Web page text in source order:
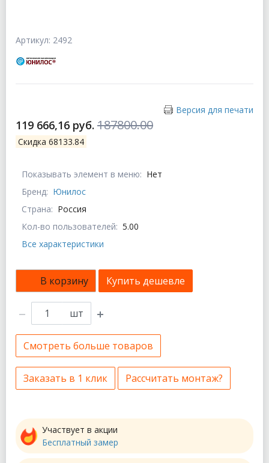
Артикул: 2492
Версия для печати
119 666,16 руб. 187800.00
Скидка 68133.84
Показывать элемент в меню: Нет
Бренд: Юнилос
Страна: Россия
Кол-во пользователей: 5.00
Все характеристики
В корзину Купить дешевле
шт
Смотреть больше товаров
Заказать в 1 клик Рассчитать монтаж?
Участвует в акции
Бесплатный замер